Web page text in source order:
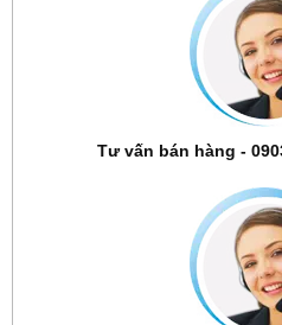
Tư vấn bán hàng -